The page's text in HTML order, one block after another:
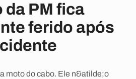
da PM fica
ferido após
moto do cabo. Ele n&atilde;o